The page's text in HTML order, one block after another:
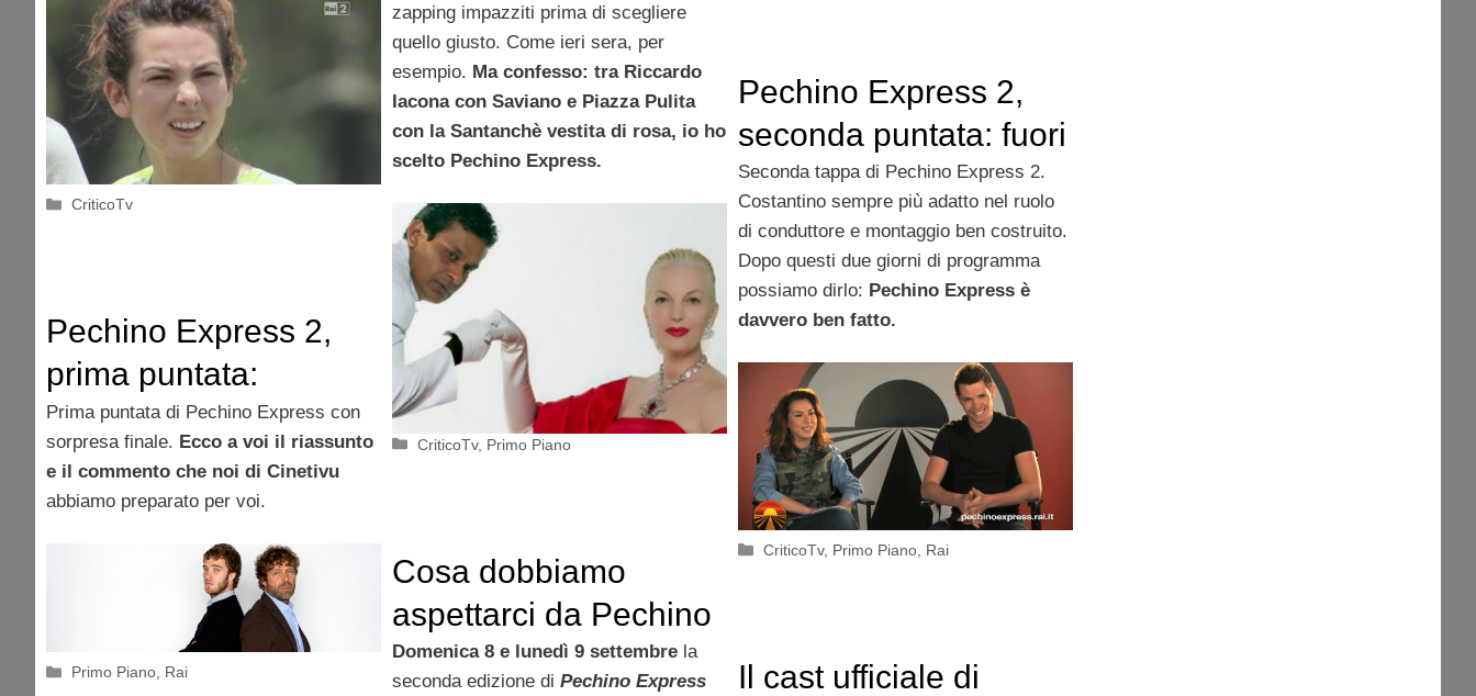
Categorie
CriticoTv
zapping impazziti prima di scegliere
quello giusto. Come ieri sera, per
esempio. Ma confesso: tra Riccardo
Iacona con Saviano e Piazza Pulita
con la Santanchè vestita di rosa, io ho
scelto Pechino Express.
Categorie
CriticoTv, Primo Piano
Pechino Express 2,
seconda puntata: fuori
gli Attori
Seconda tappa di Pechino Express 2.
Costantino sempre più adatto nel ruolo
di conduttore e montaggio ben costruito.
Dopo questi due giorni di programma
possiamo dirlo: Pechino Express è
davvero ben fatto.
Categorie
CriticoTv, Primo Piano Rai
Pechino Express 2,
prima puntata:
nessuna eliminazione
Prima puntata di Pechino Express con
sorpresa finale. Ecco a voi il riassunto
e il commento che noi di Cinetivu
abbiamo preparato per voi.
Categorie
Primo Piano, Rai
Cosa dobbiamo
aspettarci da Pechino
Express 2?
Domenica 8 e lunedì 9 settembrela
seconda edizione di Pechino Express
Il cast ufficiale di